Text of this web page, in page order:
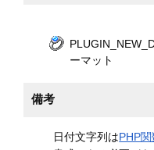
ーマット
備考
日付文字列はPHP